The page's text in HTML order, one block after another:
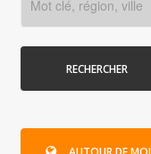
RECHERCHER